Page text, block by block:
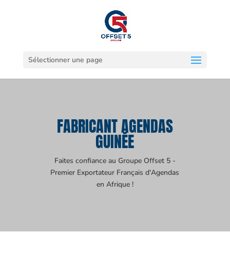
Sélectionner une page
FABRICANT AGENDAS
GUINÉE
Faites confiance au Groupe Offset 5 -
Premier Exportateur Français d'Agendas
en Afrique !